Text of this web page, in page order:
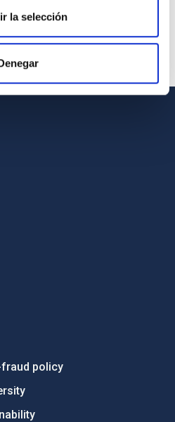
la selección
policy